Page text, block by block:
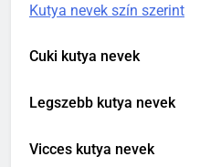
Kutya nevek szín szerint
Cuki kutya nevek
Legszebb kutya nevek
Vicces kutya nevek